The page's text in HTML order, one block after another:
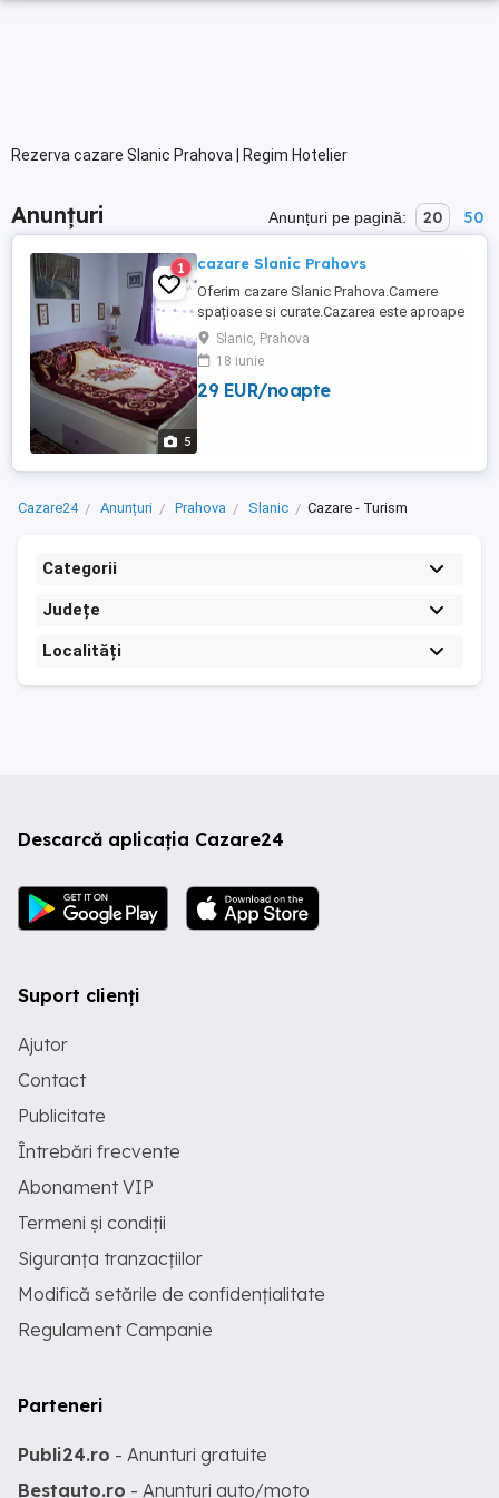
Rezerva cazare Slanic Prahova | Regim Hotelier
Anunțuri Anunțuri pe pagină: 20 50
5
1 cazare Slanic Prahovs
Oferim cazare Slanic Prahova.Camere
spațioase si curate.Cazarea este aproape
de Salina Slanic si de Baia Verde.
Slanic, Prahova
18 iunie
29 EUR/noapte
Cazare24 Anunțuri Prahova Slanic Cazare - Turism
Categorii
Județe
Localități
Descarcă aplicația Cazare24
Suport clienți
Ajutor
Contact
Publicitate
Întrebări frecvente
Abonament VIP
Termeni și condiții
Siguranța tranzacțiilor
Modifică setările de confidențialitate
Regulament Campanie
Parteneri
Publi24.ro - Anunturi gratuite
Bestauto.ro - Anunturi auto/moto